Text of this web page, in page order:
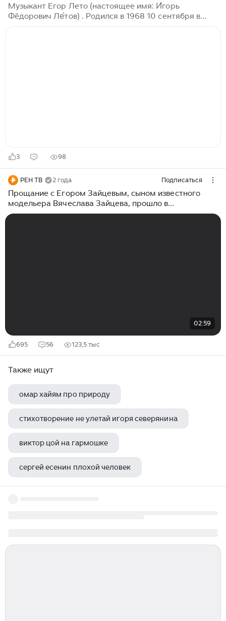
Музыкант Егор Лето (настоящее имя: И́горь
Фёдорович Ле́тов) . Родился в 1968 10 сентября в
3 98
РЕН ТВ 2 года Подписаться
Прощание с Егором Зайцевым, сыном известного
модельера Вячеслава Зайцева, прошло в
подмосковном Щелково
02:59
695 56 123,5 тыс
Также ищут
омар хайям про природу
стихотворение не улетай игоря северянина
виктор цой на гармошке
сергей есенин плохой человек